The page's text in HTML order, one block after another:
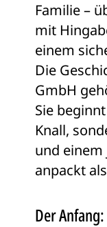
Familie –
mit
einem
Die
GmbH
Sie
Knall,
und
anpackt
Der